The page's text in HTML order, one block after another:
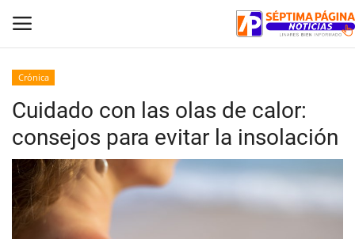
Inicio
Crónica
Policial
Tribunales
Crónica
Cuidado con las olas de calor:
consejos para evitar la insolación